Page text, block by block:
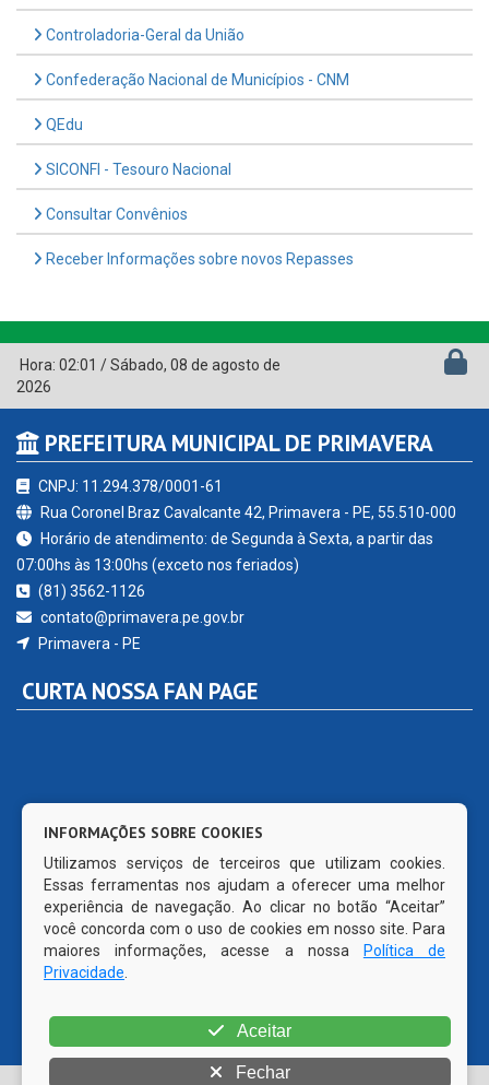
Controladoria-Geral da União
Confederação Nacional de Municípios - CNM
QEdu
SICONFI - Tesouro Nacional
Consultar Convênios
Receber Informações sobre novos Repasses
Hora: 02:01 /Sábado, 08 de agosto de
2026
PREFEITURA MUNICIPAL DE PRIMAVERA
CNPJ: 11.294.378/0001-61
Rua Coronel Braz Cavalcante 42, Primavera - PE, 55.510-000
Horário de atendimento: de Segunda à Sexta, a partir das
07:00hs às 13:00hs (exceto nos feriados)
(81) 3562-1126
contato@primavera.pe.gov.br
Primavera - PE
CURTA NOSSA FAN PAGE
INFORMAÇÕES SOBRE COOKIES
Utilizamos serviços de terceiros que utilizam cookies.
Essas ferramentas nos ajudam a oferecer uma melhor
experiência de navegação. Ao clicar no botão “Aceitar”
você concorda com o uso de cookies em nosso site. Para
maiores informações, acesse a nossa
Política de
Privacidade
Aceitar
Fechar